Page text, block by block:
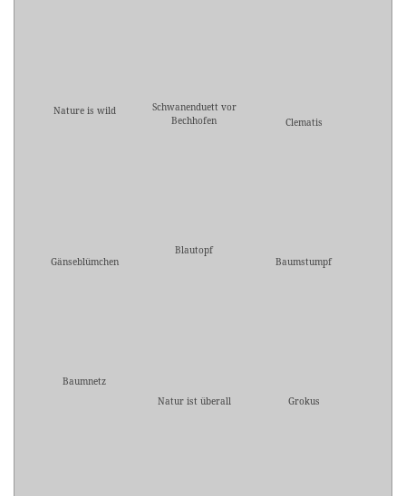
Nature is wild
Schwanenduett vor
Bechhofen
Clematis
Gänseblümchen
Blautopf
Baumstumpf
Baumnetz
Natur ist überall
Grokus